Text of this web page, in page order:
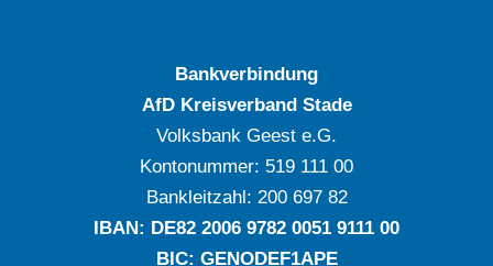
Bankverbindung
AfD Kreisverband Stade
Volksbank Geest e.G.
Kontonummer: ‍519 111 00
Bankleitzahl: ‍200 697 82
IBAN: DE‍82 ‍2006 ‍9782 ‍0051 ‍9111 ‍00
BIC: GENODEF1APE